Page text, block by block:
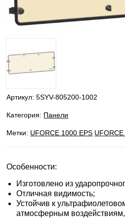
Артикул:5SYV-805200-1002
Категория: Панели
Метки: UFORCE 1000 EPS
Особенности:
Изготовлено из
Отличная видимость;
Устойчив к
атмосферным воздействиям,